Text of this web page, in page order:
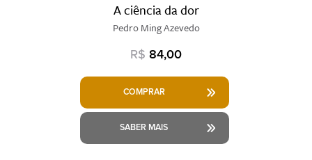
A ciência da dor
Pedro Ming Azevedo
R$ 84,00
COMPRAR
SABER MAIS